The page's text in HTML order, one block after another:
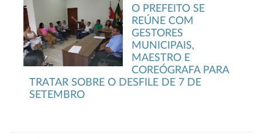
O PREFEITO SE
REÚNE COM
GESTORES
MUNICIPAIS,
MAESTRO E
COREÓGRAFA PARA
TRATAR SOBRE O DESFILE DE 7 DE
SETEMBRO